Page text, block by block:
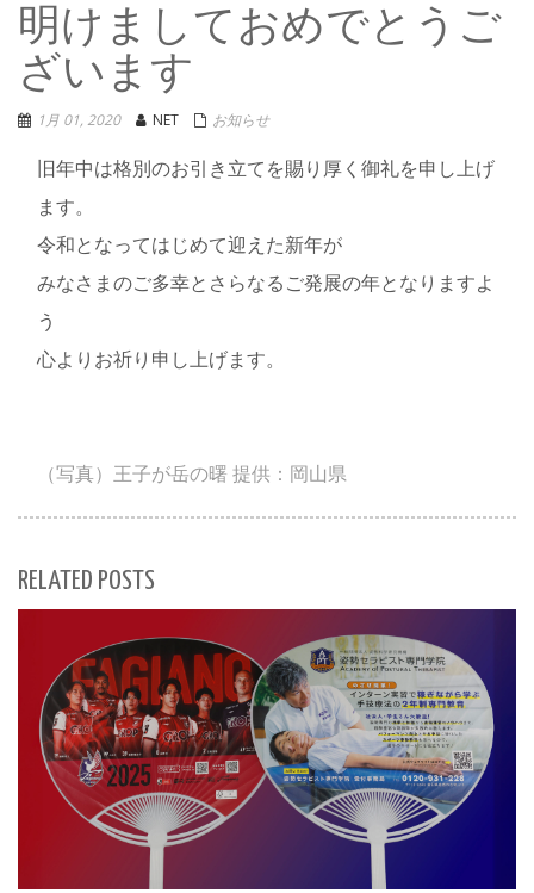
明けましておめでとうご
ざいます
1月 01, 2020 NET お知らせ
旧年中は格別のお引き立てを賜り厚く御礼を申し上げ
ます。
令和となってはじめて迎えた新年が
みなさまのご多幸とさらなるご発展の年となりますよ
う
心よりお祈り申し上げます。
（写真）王子が岳の曙 提供：岡山県
RELATED POSTS